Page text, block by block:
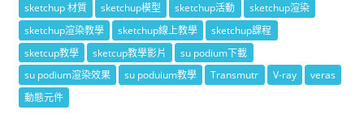
sketchup 材質
sketchup模型 sketchup活動
sketchup渲染
sketchup渲染教學
sketchup線上教學
sketchup課程
sketcup教學
sketcup教學影片
su podium下載
su podium渲染效果
su poduium教學 Transmutr V-ray
veras
動態元件